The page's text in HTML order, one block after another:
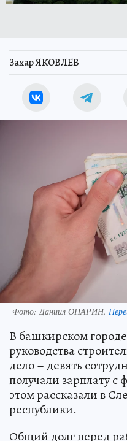
Захар ЯКОВЛЕВ
Фото: Даниил ОПАРИН.
В башкирском
руководства
дело – девять
получали зарплату с
этом рассказали в
республики.
Общий долг перед